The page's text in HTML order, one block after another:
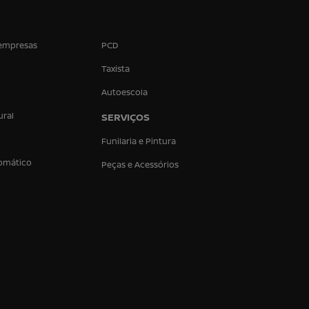
PCD
Taxista
Autoescola
SERVIÇOS
Funilaria e Pintura
Peças e Acessórios